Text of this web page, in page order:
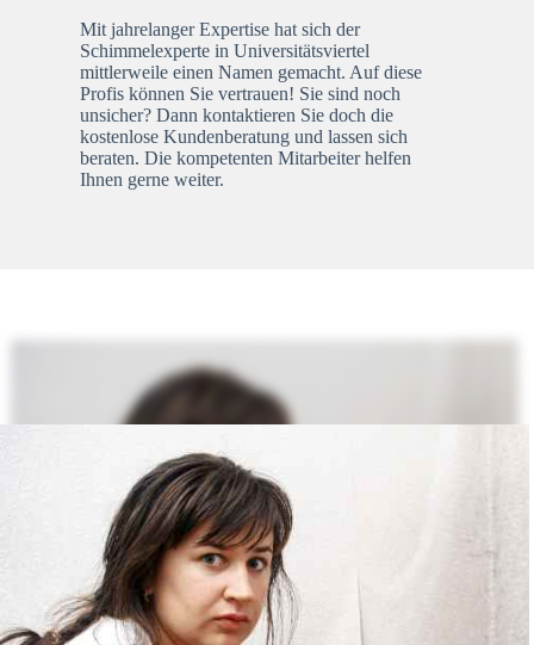
Mit jahrelanger Expertise hat sich der
Schimmelexperte in Universitätsviertel
mittlerweile einen Namen gemacht. Auf diese
Profis können Sie vertrauen! Sie sind noch
unsicher? Dann kontaktieren Sie doch die
kostenlose Kundenberatung und lassen sich
beraten. Die kompetenten Mitarbeiter helfen
Ihnen gerne weiter.